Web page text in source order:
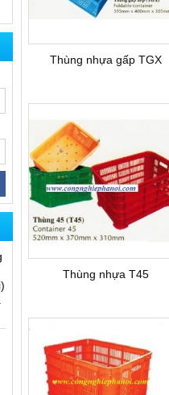
Thùng nhựa gấp TGX
Thùng nhựa T45